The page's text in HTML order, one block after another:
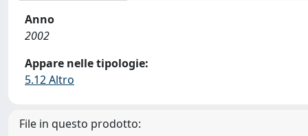
Anno
2002
Appare nelle tipologie:
5.12 Altro
File in questo prodotto: